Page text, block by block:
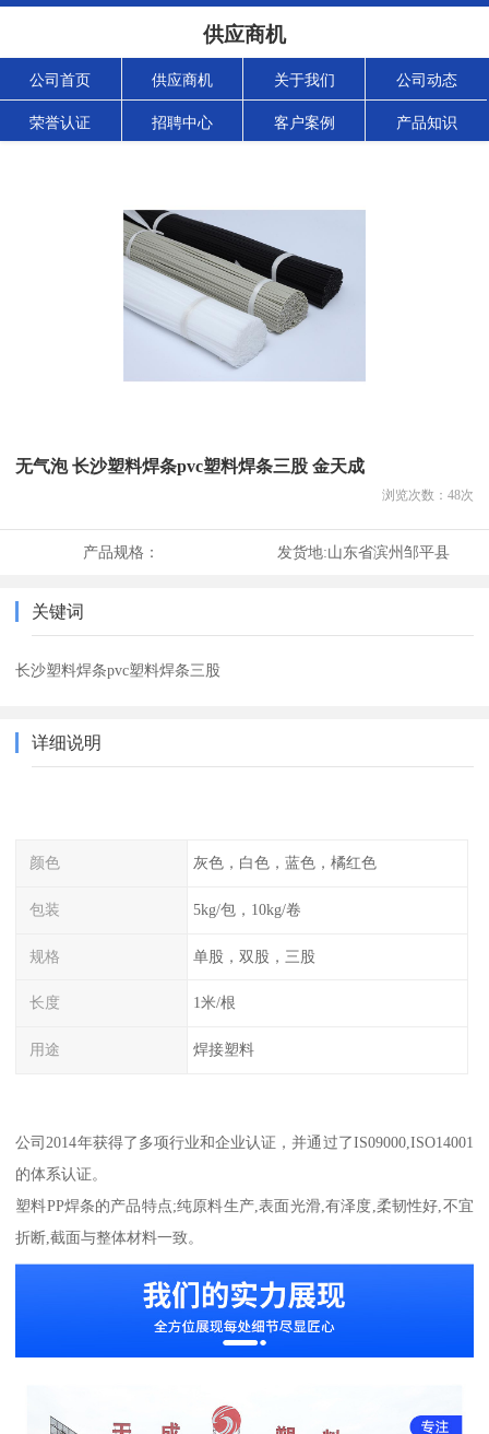
供应商机
公司首页 供应商机 关于我们 公司动态
荣誉认证 招聘中心 客户案例 产品知识
无气泡 长沙塑料焊条pvc塑料焊条三股 金天成
浏览次数： 48次
产品规格： 发货地:山东省滨州邹平县
关键词
长沙塑料焊条pvc塑料焊条三股
详细说明
颜色 灰色，白色，蓝色，橘红色
包装 5kg/包，10kg/卷
规格 单股，双股，三股
长度 1米/根
用途 焊接塑料
公司2014年获得了多项行业和企业认证，并通过了IS09000,ISO14001
的体系认证。
塑料PP焊条的产品特点;纯原料生产,表面光滑,有泽度,柔韧性好,不宜
折断,截面与整体材料一致。